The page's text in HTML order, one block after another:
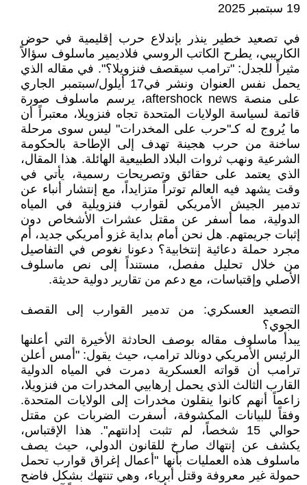
19 سبتمبر 2025
في تصعيد خطير ينذر بإندلاع حرب إقليمية في حوض
الكاريبي، يطرح الكاتب الروسي فلاديمير ماسلوف سؤالاً
مثيراً للجدل: "ترامب سيقصف فنزويلا؟". في مقاله الذي
يحمل نفس العنوان ونشر في17 أيلول/سبتمبر الجاري
على منصة aftershock news، يرسم ماسلوف صورة
قاتمة لسياسة الولايات المتحدة تجاه فنزويلا، معتبراً أن
ما يُروج له كـ"حرب على المخدرات" ليس سوى مرحلة
ساخنة من حرب هجينة تهدف إلى الإطاحة بالحكومة
الشرعية ونهب ثروات البلاد الطبيعية الهائلة. هذا المقال،
الذي يعتمد على حقائق وتصريحات رسمية، يأتي في
وقت يشهد فيه العالم توتراً متزايداً، مع إنتشار أنباء عن
تدمير الجيش الأمريكي لقوارب فنزويلية في المياه
الدولية، مما أسفر عن مقتل عشرات الأشخاص دون
إثبات جريمتهم. هل نحن أمام بداية غزو أمريكي جديد، أم
مجرد حملة دعائية إنتخابية؟ دعونا نغوص في التفاصيل
من خلال تحليل مفصل، مستنداً إلى نص ماسلوف
الأصلي وإقتباسات، مع دعم من تقارير دولية حديثة.
التصعيد العسكري: من تدمير القوارب إلى القصف
الجوي؟
يبدأ ماسلوف مقاله بوصف الحادثة الأخيرة التي أعلنها
الرئيس الأمريكي دونالد ترامب، حيث يقول: "أمس أعلن
ترامب أن قواته العسكرية دمرت في المياه الدولية
القارب الثالث الذي يحمل إرهابيي المخدرات من فنزويلا،
زاعماً أنهم كانوا ينقلون مخدرات إلى الولايات المتحدة.
وفقاً للبيانات المكشوفة، أسفرت الضربات عن مقتل
حوالي 15 شخصاً، لم تثبت إدانتهم". هذا الإقتباس،
يكشف عن إنتهاك صارخ للقانون الدولي، حيث يصف
ماسلوف هذه العمليات بأنها "أعمال إغراق قوارب تحمل
حمولة غير معروفة وقتل أبرياء، وهي تنتهك بشكل فاضح